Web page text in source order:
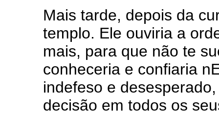
Mais tarde, depois da
templo. Ele ouviria a
mais, para que não te
conheceria e confiaria
indefeso e
decisão em todos os